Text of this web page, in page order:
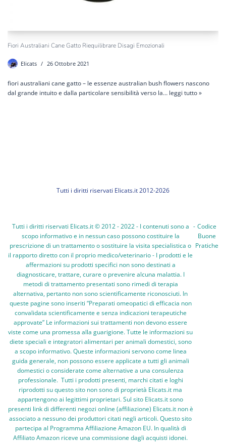
Fiori Australiani Cane Gatto Riequilibrare Disagi Emozionali
Elicats 26 Ottobre 2021
fiori australiani cane gatto – le essenze australian bush flowers nascono
dal grande intuito e dalla particolare sensibilità verso la… leggi tutto »
Tutti i diritti riservati Elicats.it 2012-2026
Tutti i diritti riservati Elicats.it © 2012 - 2022 - I contenuti sono a
scopo informativo e in nessun caso possono costituire la
prescrizione di un trattamento o sostituire la visita specialistica o
il rapporto diretto con il proprio medico/veterinario - I prodotti e le
affermazioni su prodotti specifici non sono destinati a
diagnosticare, trattare, curare o prevenire alcuna malattia. I
metodi di trattamento presentati sono rimedi di terapia
alternativa, pertanto non sono scientificamente riconosciuti. In
queste pagine sono inseriti “Preparati omeopatici di efficacia non
convalidata scientificamente e senza indicazioni terapeutiche
approvate” Le informazioni sui trattamenti non devono essere
viste come una promessa alla guarigione. Tutte le informazioni su
diete speciali e integratori alimentari per animali domestici, sono
a scopo informativo. Queste informazioni servono come linea
guida generale, non possono essere applicate a tutti gli animali
domestici o considerate come alternative a una consulenza
professionale. Tutti i prodotti presenti, marchi citati e loghi
riprodotti su questo sito non sono di proprietà Elicats.it ma
appartengono ai legittimi proprietari. Sul sito Elicats.it sono
presenti link di differenti negozi online (affiliazione) Elicats.it non è
associato a nessuno dei produttori citati negli articoli. Questo sito
partecipa al Programma Affiliazione Amazon EU. In qualità di
Affiliato Amazon riceve una commissione dagli acquisti idonei.
- Codice
Buone
Pratiche